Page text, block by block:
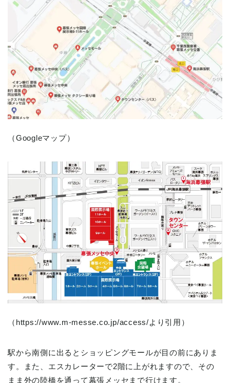
（Googleマップ）
（https://www.m-messe.co.jp/access/より引用）
駅から南側に出るとショッピングモールが目の前にありま
す。また、エスカレーターで2階に上がれますので、その
まま外の陸橋を通って幕張メッセまで行けます。